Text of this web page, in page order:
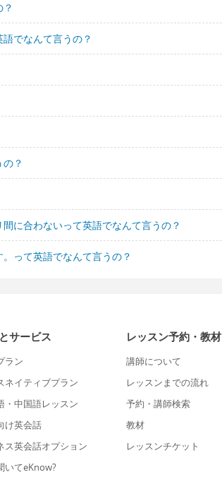
でなんて言うの？
？
に合わないって英語でなんて言うの？
って英語でなんて言うの？
サービス
ラン
ネイティブプラン
・中国語レッスン
け英会話
ス英会話オプション
いてeKnow?
レッスン予約・教材
講師について
レッスンまでの流れ
予約・講師検索
教材
レッスンチケット